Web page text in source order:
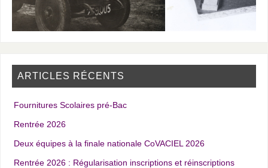
ARTICLES RÉCENTS
Fournitures Scolaires pré-Bac
Rentrée 2026
Deux équipes à la finale nationale CoVACIEL 2026
Rentrée 2026 : Régularisation inscriptions et réinscriptions